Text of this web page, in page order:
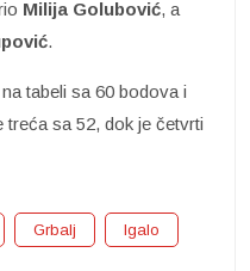
Milija Golubović, a
.
tabeli sa 60 bodova i
sa 52, dok je četvrti
Grbalj Igalo